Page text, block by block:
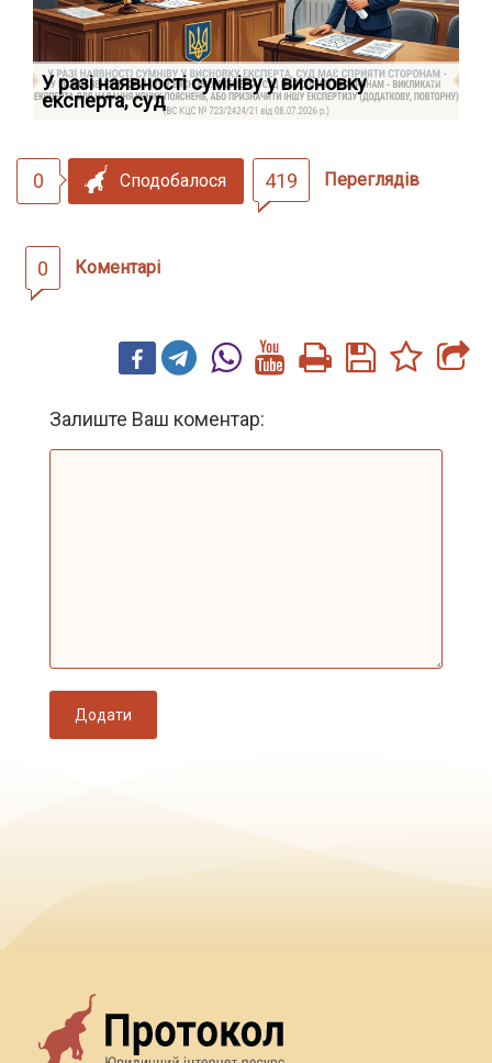
У разі наявності сумніву у висновку
експерта, суд
0 Сподобалося 419 Переглядів
0 Коментарі
Залиште Ваш коментар:
Додати